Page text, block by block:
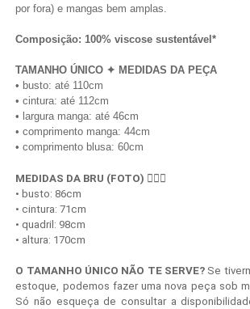
por fora) e mangas bem amplas.
Composição: 100% viscose sustentável*
TAMANHO ÚNICO ✦ MEDIDAS DA PEÇA
• busto: até 110cm
• cintura: até 112cm
• largura manga: até 46cm
• comprimento manga: 44cm
• comprimento blusa: 60cm
MEDIDAS DA BRU (FOTO) 💁🏻‍♀️
• busto: 86cm
• cintura: 71cm
• quadril: 98cm
• altura: 170cm
O TAMANHO ÚNICO NÃO TE SERVE? Se
estoque, podemos fazer uma nova peça sob
Só não esqueça de consultar a